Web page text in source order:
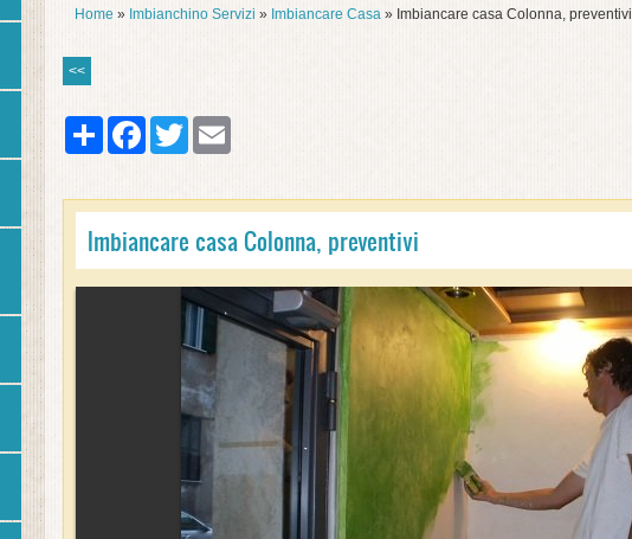
Home » Imbianchino Servizi » Imbiancare Casa » Imbiancare casa Colonna, preventivi
<<
Share FacebookTwitter
Imbiancare casa Colonna, preventivi